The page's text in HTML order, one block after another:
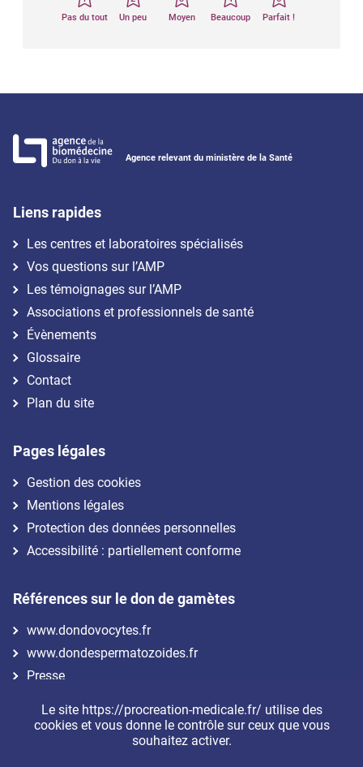
Le site https://procreation-medicale.fr/ utilise des
cookies et vous donne le contrôle sur ceux que vous
souhaitez activer.
Pas du tout
Un peu
Moyen
Beaucoup
Parfait !
Agence relevant du ministère de la Santé
Liens rapides
Les centres et laboratoires spécialisés
Vos questions sur l’AMP
Les témoignages sur l’AMP
Associations et professionnels de santé
Évènements
Glossaire
Contact
Plan du site
Pages légales
Gestion des cookies
Mentions légales
Protection des données personnelles
Accessibilité : partiellement conforme
Références sur le don de gamètes
www.dondovocytes.fr
www.dondespermatozoides.fr
Presse
Nous suivre